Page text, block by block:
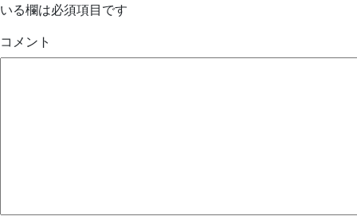
いる欄は必須項目です
コメント